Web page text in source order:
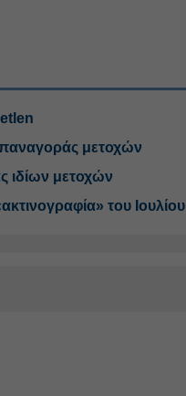
μετοχών
ιδίων μετοχών
του Ιουλίου